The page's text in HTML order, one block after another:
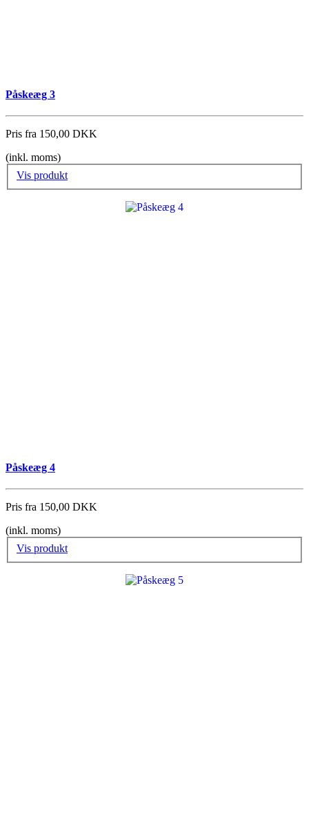
Påskeæg 3
Pris fra 150,00 DKK
(inkl. moms)
Vis produkt
Påskeæg 4
Pris fra 150,00 DKK
(inkl. moms)
Vis produkt